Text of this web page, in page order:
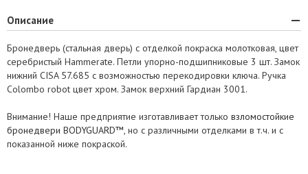
Описание
Бронедверь (стальная дверь) с отделкой покраска молотковая, цвет
серебристый Hammerate. Петли упорно-подшипниковые 3 шт. Замок
нижний CISA 57.685 с возможностью перекодировки ключа. Ручка
Colombo robot цвет хром. Замок верхний Гардиан 3001.
Внимание! Наше предприятие изготавливает только взломостойкие
бронедвери BODYGUARD™, но с различными отделками в т.ч. и с
показанной ниже покраской.